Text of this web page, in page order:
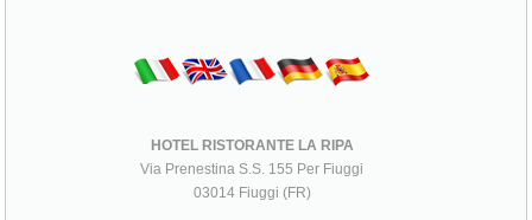
HOTEL RISTORANTE LA RIPA
Via Prenestina S.S. 155 Per Fiuggi
03014 Fiuggi (FR)